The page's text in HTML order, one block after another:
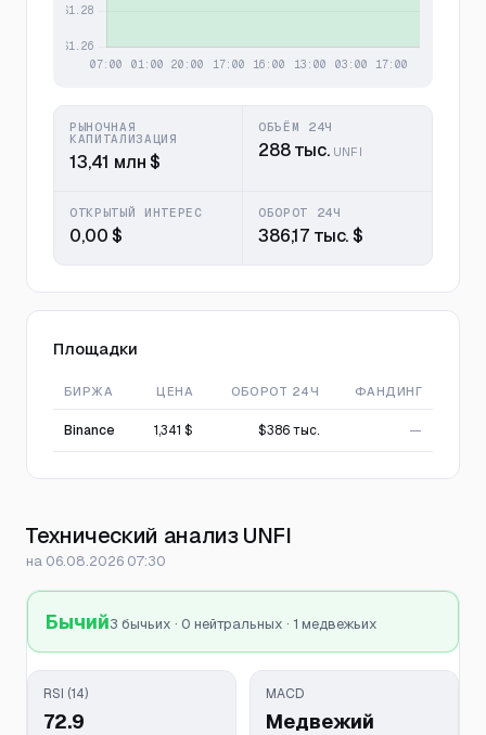
РЫНОЧНАЯ
КАПИТАЛИЗАЦИЯ
13,41 млн $
ОБЪЁМ 24Ч
288 тыс.UNFI
ОТКРЫТЫЙ ИНТЕРЕС
0,00 $
ОБОРОТ 24Ч
386,17 тыс. $
Площадки
БИРЖА ЦЕНА ОБОРОТ 24Ч ФАНДИНГ
Binance 1,341 $ $386 тыс. —
Технический анализ UNFI
на 06.08.2026 07:30
Бычий3 бычьих · 0 нейтральных · 1 медвежьих
RSI (14)
72.9
MACD
Медвежий